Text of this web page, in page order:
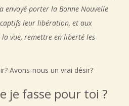
envoyé porter la Bonne Nouvelle
leur libération, et aux
vue, remettre en liberté les
Avons-nous un vrai désir?
je fasse pour toi ?